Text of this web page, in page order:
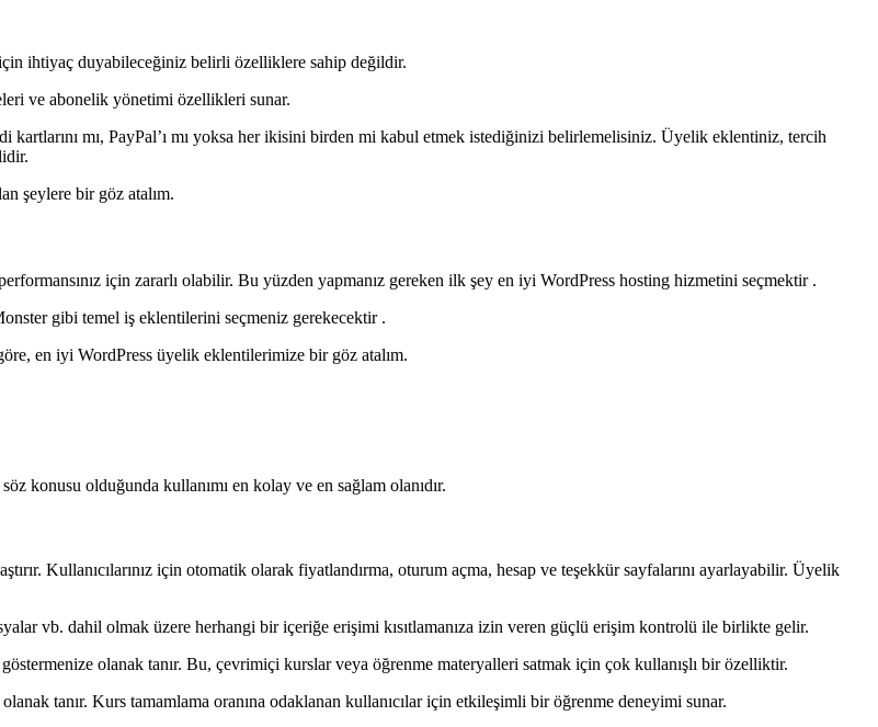
ihtiyaç duyabileceğiniz belirli özelliklere sahip değildir.
ve abonelik yönetimi özellikleri sunar.
kartlarını mı, PayPal’ı mı yoksa her ikisini birden mi kabul etmek istediğinizi belirlemelisiniz. Üyelik eklentiniz, tercih
şeylere bir göz atalım.
için zararlı olabilir. Bu yüzden yapmanız gereken ilk şey en iyi WordPress hosting hizmetini seçmektir .
gibi temel iş eklentilerini seçmeniz gerekecektir .
en iyi WordPress üyelik eklentilerimize bir göz atalım.
konusu olduğunda kullanımı en kolay ve en sağlam olanıdır.
Kullanıcılarınız için otomatik olarak fiyatlandırma, oturum açma, hesap ve teşekkür sayfalarını ayarlayabilir. Üyelik
vb. dahil olmak üzere herhangi bir içeriğe erişimi kısıtlamanıza izin veren güçlü erişim kontrolü ile birlikte gelir.
olanak tanır. Bu, çevrimiçi kurslar veya öğrenme materyalleri satmak için çok kullanışlı bir özelliktir.
tanır. Kurs tamamlama oranına odaklanan kullanıcılar için etkileşimli bir öğrenme deneyimi sunar.